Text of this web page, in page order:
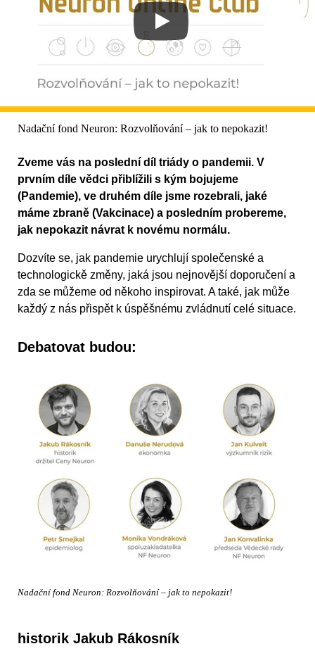
Nadační fond Neuron: Rozvolňování – jak to nepokazit!
Zveme vás na poslední díl triády o pandemii. V
prvním díle vědci přiblížili s kým bojujeme
(Pandemie), ve druhém díle jsme rozebrali, jaké
máme zbraně (Vakcinace) a posledním probereme,
jak nepokazit návrat k novému normálu.
Dozvíte se, jak pandemie urychlují společenské a
technologickě změny, jaká jsou nejnovější doporučení a
zda se můžeme od někoho inspirovat. A také, jak může
každý z nás přispět k úspěšnému zvládnutí celé situace.
Debatovat budou:
Nadační fond Neuron: Rozvolňování – jak to nepokazit!
historik Jakub Rákosník